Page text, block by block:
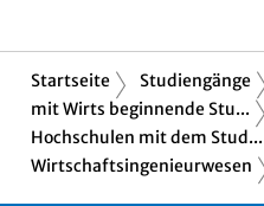
Startseite Studiengänge
mit Wirts beginnende Stu...
Hochschulen mit dem Stud...
Wirtschaftsingenieurwesen